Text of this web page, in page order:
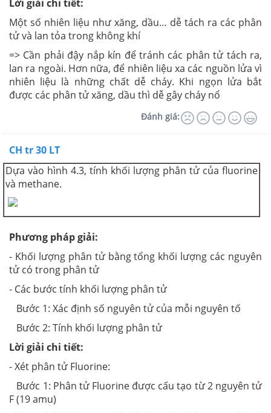
Lời giải chi tiết:
Một số nhiên liệu như xăng, dầu… dễ tách ra các phân
tử và lan tỏa trong không khí
=> Cần phải đậy nắp kín để tránh các phân tử tách ra,
lan ra ngoài. Hơn nữa, để nhiên liệu xa các nguồn lửa vì
nhiên liệu là những chất dễ cháy. Khi ngọn lửa bắt
được các phân tử xăng, dầu thì dễ gây cháy nổ
Đánh giá:
CH tr 30 LT
Dựa vào hình 4.3, tính khối lượng phân tử của fluorine
và methane.
Phương pháp giải:
- Khối lượng phân tử bằng tổng khối lượng các nguyên
tử có trong phân tử
- Các bước tính khối lượng phân tử
Bước 1: Xác định số nguyên tử của mỗi nguyên tố
Bước 2: Tính khối lượng phân tử
Lời giải chi tiết:
- Xét phân tử Fluorine:
Bước 1: Phân tử Fluorine được cấu tạo từ 2 nguyên tử
F (19 amu)